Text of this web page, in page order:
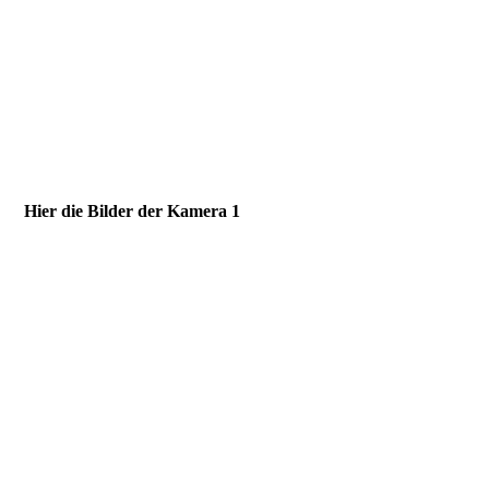
Hier die Bilder der Kamera 1